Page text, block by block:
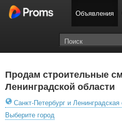
Объявления
Продам строительные
Ленинградской области
Санкт-Петербург и Ленинградская
Выберите город